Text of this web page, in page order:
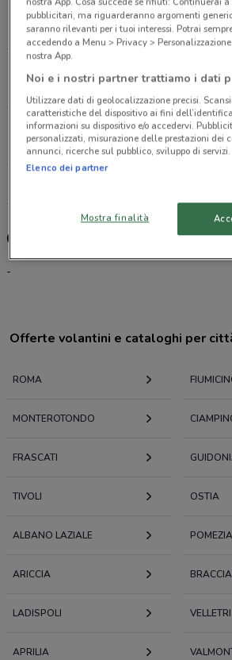
Largo Franchellucci Roma
10 km
12.5 km
APERTO
via Casilina, 1011 Roma
12.6 km
APERTO
CoopVoce, offerte e negozi
-
Offerte volantini e cataloghi per
ROMA
MONTEROTONDO
FRASCATI
TIVOLI OSTIA
ALBANO LAZIALE POMEZIA
ARICCIA
LADISPOLI VELLETRI
APRILIA
pubblicitari, ma riguarderanno argomenti
saranno rilevanti per i tuoi interessi. Potrai
accedendo a Menu > Privacy >
nostra App.
Noi e i nostri partner trattiamo i dati
Utilizzare dati di geolocalizzazione precisi.
caratteristiche del dispositivo ai fini
informazioni su dispositivo e/o accedervi.
personalizzati, misurazione delle prestazioni dei
annunci, ricerche sul pubblico, sviluppo di servizi.
Elenco dei partner
Mostra finalità